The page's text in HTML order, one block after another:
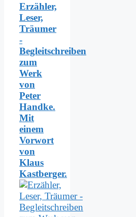
Erzähler,
Leser,
Träumer
-
Begleitschreiben
zum
Werk
von
Peter
Handke.
Mit
einem
Vorwort
von
Klaus
Kastberger.